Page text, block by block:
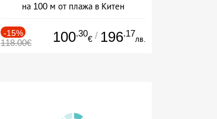
на 100 м от плажа в Китен
-15%
118.00€ 100.30
€ / 196.17
лв.